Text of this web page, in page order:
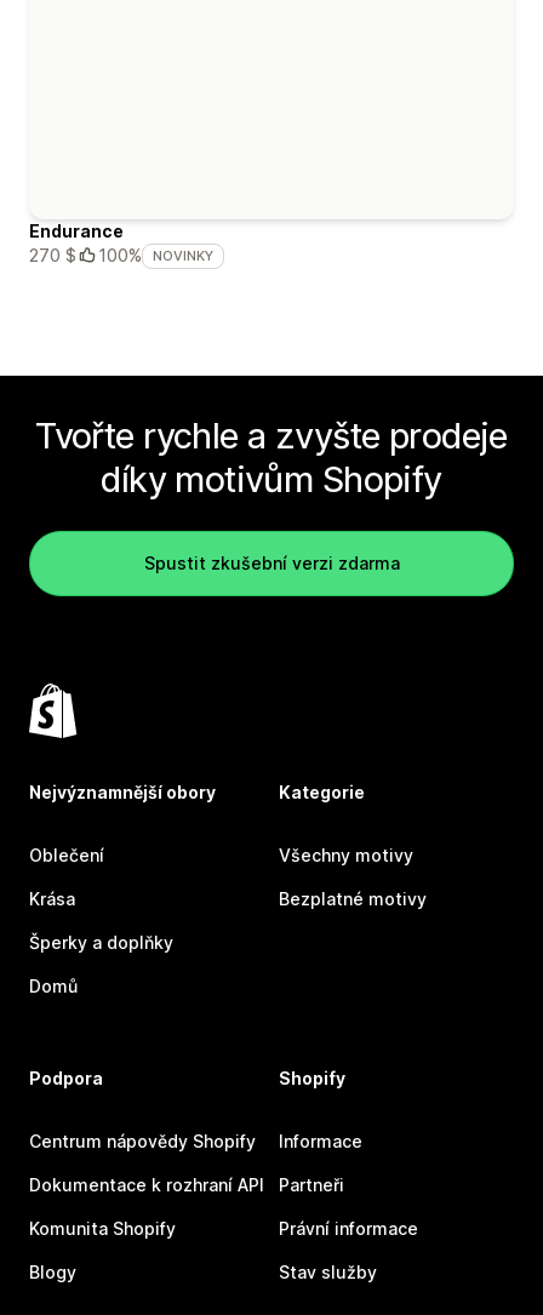
Endurance
270 $
100% NOVINKY
Tvořte rychle a zvyšte prodeje
díky motivům Shopify
Spustit zkušební verzi zdarma
Nejvýznamnější obory
Oblečení
Krása
Šperky a doplňky
Domů
Kategorie
Všechny motivy
Bezplatné motivy
Podpora
Centrum nápovědy Shopify
Dokumentace k rozhraní API
Komunita Shopify
Blogy
Shopify
Informace
Partneři
Právní informace
Stav služby